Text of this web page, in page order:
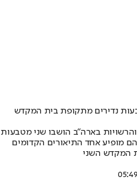
נדירים מתקופת בית המקדש
בארה״ב הושבו שני מטבעות
מופיע אחד התיאורים הקדומים
המקדש השני